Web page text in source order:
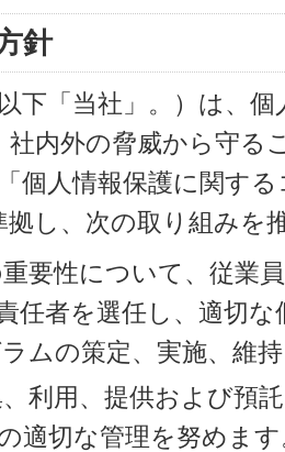
針
下「当社」。）は、
社内外の脅威から守る
個人情報保護に関す
拠し、次の取り組みを
要性について、従業
任者を選任し、適切
ムの策定、実施、維
利用、提供および預
適切な管理を努めま